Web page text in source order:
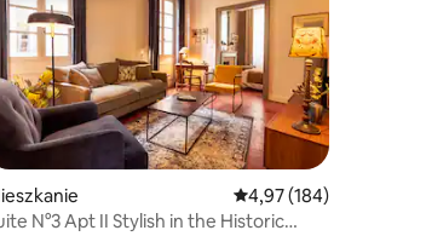
4,9 na 5, liczba recenzji: 310Średnia ocena: 4,97
4,97 (184)
N°3 Apt II Stylish in the Historic